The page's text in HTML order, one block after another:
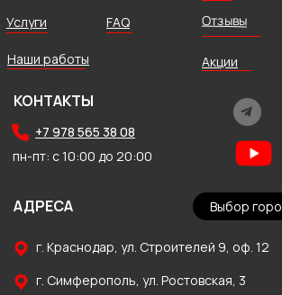
+7 978 565 38 08
пн-пт: с 10:00 до 20:00
КОНТАКТЫ
АДРЕСА
г. Краснодар, ул. Строителей 9, оф. 12
г. Симферополь, ул. Ростовская, 3
Услуги
Наши работы
Отзывы
FAQ
Выбор
Акции